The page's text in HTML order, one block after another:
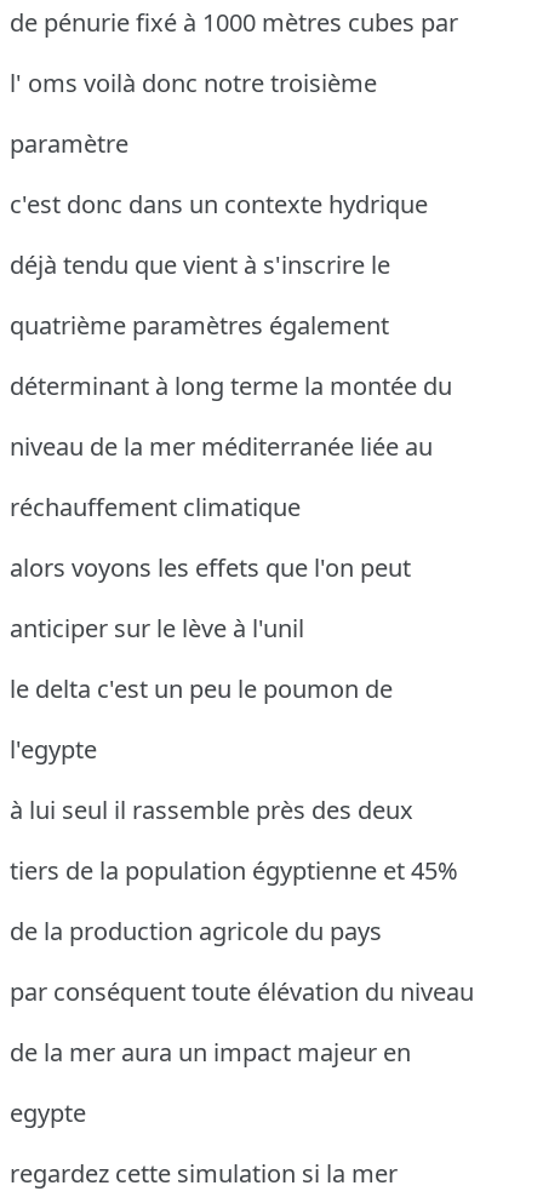
de pénurie fixé à 1000 mètres cubes par
l' oms voilà donc notre troisième
paramètre
c'est donc dans un contexte hydrique
déjà tendu que vient à s'inscrire le
quatrième paramètres également
déterminant à long terme la montée du
niveau de la mer méditerranée liée au
réchauffement climatique
alors voyons les effets que l'on peut
anticiper sur le lève à l'unil
le delta c'est un peu le poumon de
l'egypte
à lui seul il rassemble près des deux
tiers de la population égyptienne et 45%
de la production agricole du pays
par conséquent toute élévation du niveau
de la mer aura un impact majeur en
egypte
regardez cette simulation si la mer